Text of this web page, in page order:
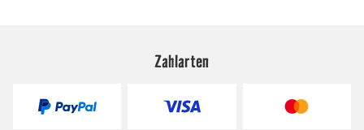
Zahlarten